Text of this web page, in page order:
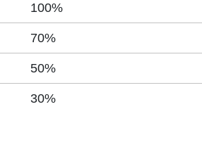
100%
70%
50%
30%